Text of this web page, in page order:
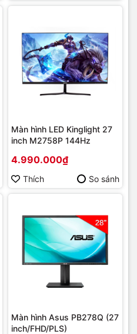
Màn hình LED Kinglight 27
inch M2758P 144Hz
4.990.000₫
Thích So sánh
Màn hình Asus PB278Q (27
inch/FHD/PLS)